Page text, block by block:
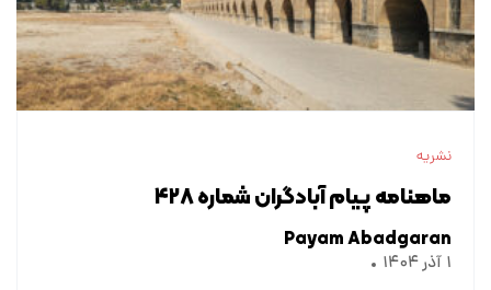
نشریه
ماهنامه پیام آبادگران شماره ۴۲۸
Payam Abadgaran
۱ آذر ۱۴۰۴